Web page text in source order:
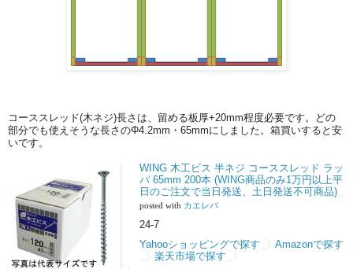
コーススレッド(木ネジ)長さは、留める板厚+20mm程度必要です。どの
部分でも使えそうな長さのΦ4.2mm・65mmにしました。箱買いすると安
いです。
WING 木工ビス 半ネジ コーススレッド ラッ
パ 65mm 200本 (WING商品のみ1万円以上平
日のご注文で当日発送、土日発送不可商品)
posted with カエレバ
24-7
Yahooショッピングで探す
Amazonで探す
楽天市場で探す